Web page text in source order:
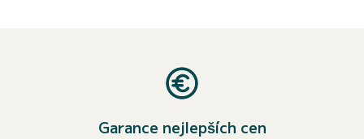
Garance nejlepších cen